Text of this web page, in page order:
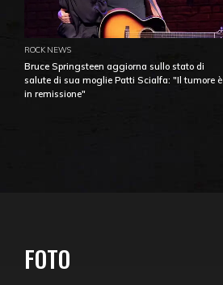
ROCK NEWS
Bruce Springsteen aggiorna sullo stato di
salute di sua moglie Patti Scialfa: "Il tumore è
in remissione"
FOTO